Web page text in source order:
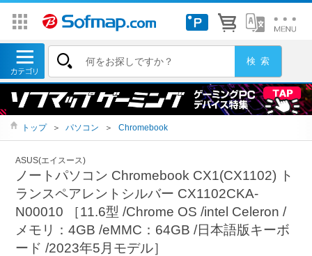
トップ ＞ パソコン ＞ Chromebook
ASUS(エイスース)
ノートパソコン Chromebook CX1(CX1102) ト
ランスペアレントシルバー CX1102CKA-
N00010 ［11.6型 /Chrome OS /intel Celeron /
メモリ：4GB /eMMC：64GB /日本語版キーボ
ード /2023年5月モデル］